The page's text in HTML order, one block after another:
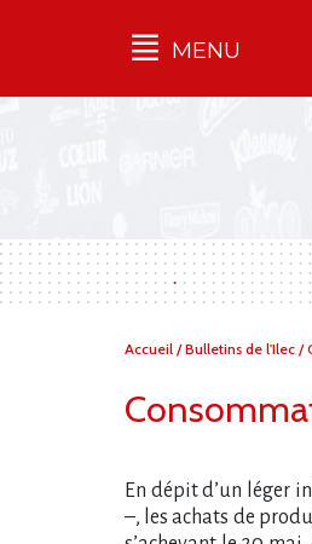
Qu'est-ce que l’Ilec
Campagnes
multimarques
MENU
Vous
Accueil /Bulletins de l'Ilec /
En dépit d’un léger
–, les achats de